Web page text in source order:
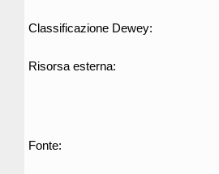
Classificazione Dewey:
Risorsa esterna:
Fonte: